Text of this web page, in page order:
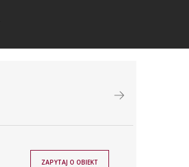
ZAPYTAJ O OBIEKT